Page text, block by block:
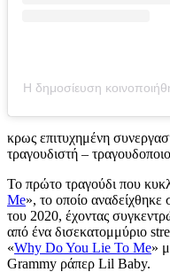
Η δημοσίευση
κρως επιτυχημένη
τραγουδιστή –
Το πρώτο τραγούδι που
Me», το οποίο αναδείχθηκε
του 2020, έχοντας
από ένα δισεκατομμύριο
«Why Do You Lie To Me»
Grammy ράπερ Lil Baby.